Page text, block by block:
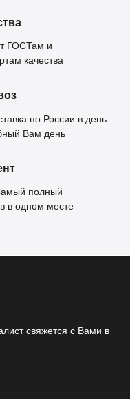
ГОСТам и
качества
по России в день
Вам день
полный
в одном месте
свяжется с Вами в